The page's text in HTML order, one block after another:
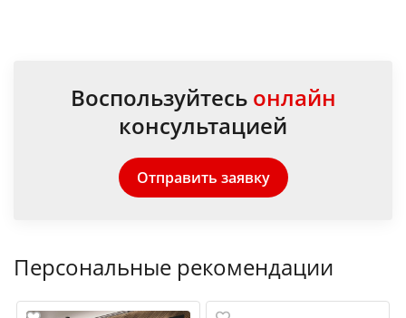
Воспользуйтесь онлайн
консультацией
Отправить заявку
Персональные рекомендации